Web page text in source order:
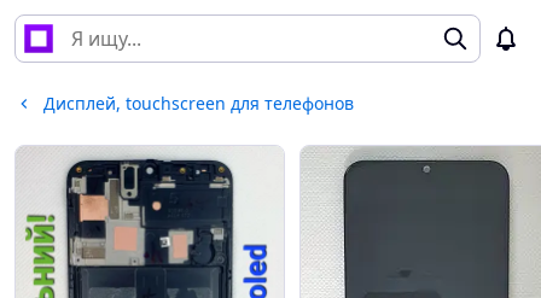
Дисплей, touchscreen для телефонов